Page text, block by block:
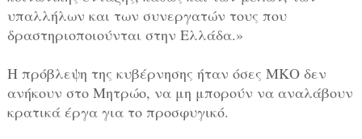
υπαλλήλων και των συνεργατών τους που
δραστηριοποιούνται στην Ελλάδα.»
Η πρόβλεψη της κυβέρνησης ήταν όσες ΜΚΟ δεν
ανήκουν στο Μητρώο, να μη μπορούν να αναλάβουν
κρατικά έργα για το προσφυγικό.